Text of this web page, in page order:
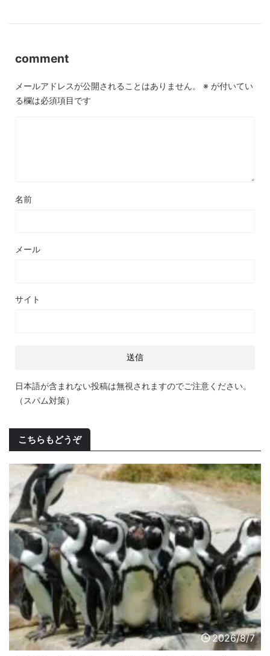
comment
メールアドレスが公開されることはありません。 ※ が付いてい
る欄は必須項目です
名前
メール
サイト
日本語が含まれない投稿は無視されますのでご注意ください。
（スパム対策）
こちらもどうぞ
2026/8/7